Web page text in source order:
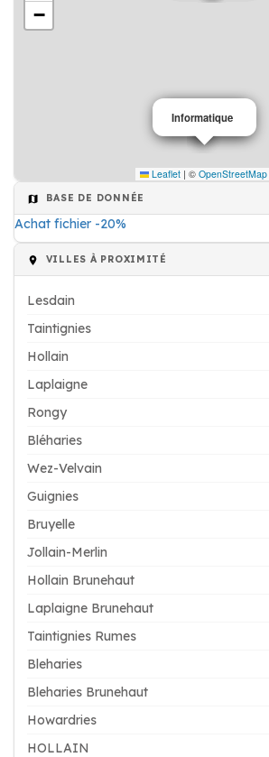
Architecte
Informatique
−
Leaflet | © OpenStreetMap
BASE DE DONNÉE
Achat fichier -20%
VILLES À PROXIMITÉ
Lesdain
Taintignies
Hollain
Laplaigne
Rongy
Bléharies
Wez-Velvain
Guignies
Bruyelle
Jollain-Merlin
Hollain Brunehaut
Laplaigne Brunehaut
Taintignies Rumes
Bleharies
Bleharies Brunehaut
Howardries
HOLLAIN